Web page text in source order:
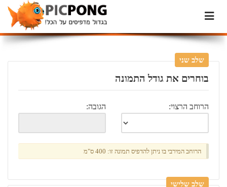
שלב שני
בוחרים את גודל התמונה
הגובה: הרוחב הרצוי:
הרוחב המירבי בו ניתן להדפיס תמונה זו: 400 ס"מ
שלב שלישי